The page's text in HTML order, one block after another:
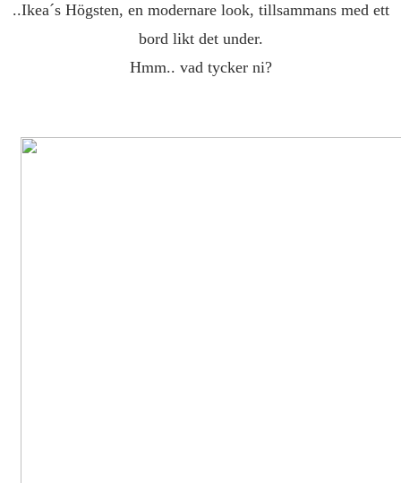
..Ikea´s Högsten, en modernare look, tillsammans med ett
bord likt det under.
Hmm.. vad tycker ni?